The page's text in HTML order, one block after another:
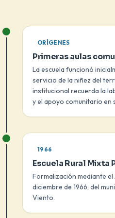
ORÍGENES
Primeras aulas
La escuela funcionó
servicio de la niñez del
institucional recuerda la
y el apoyo comunitario en
1966
Escuela Rural Mixta
Formalización mediante el
diciembre de 1966, del
Viento.